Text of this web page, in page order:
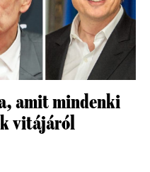
amit mindenki
vitájáról